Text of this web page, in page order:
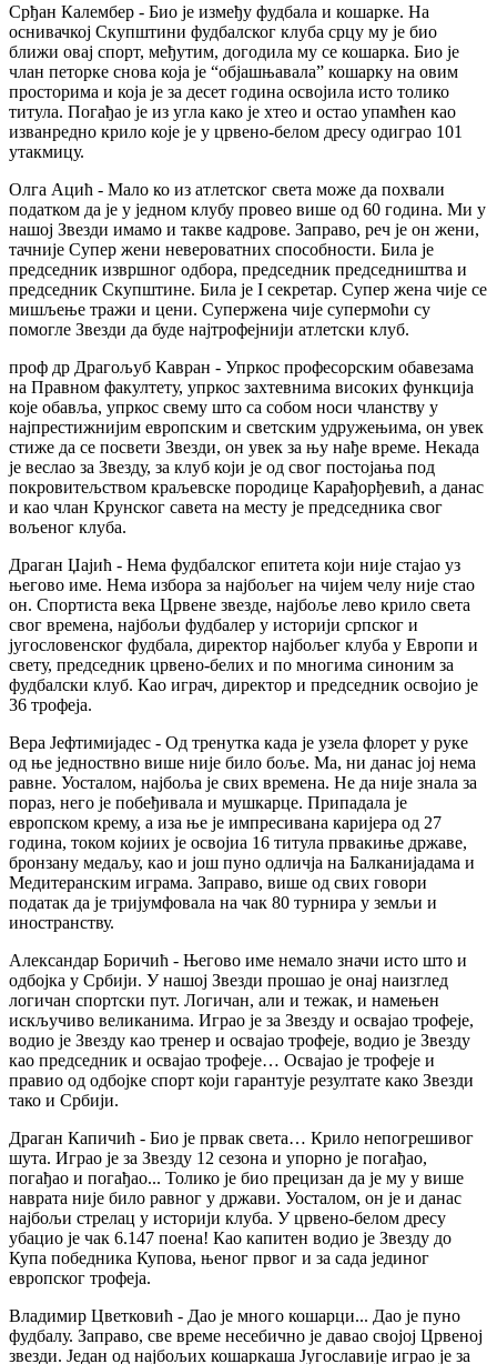
Срђан Калембер - Био је између фудбала и кошарке. На
оснивачкој Скупштини фудбалског клуба срцу му је био
ближи овај спорт, међутим, догодила му се кошарка. Био је
члан петорке снова која је “објашњавала” кошарку на овим
просторима и која је за десет година освојила исто толико
титула. Погађао је из угла како је хтео и остао упамћен као
изванредно крило које је у црвено-белом дресу одиграо 101
утакмицу.
Олга Ацић - Мало ко из атлетског света може да похвали
податком да је у једном клубу провео више од 60 година. Ми у
нашој Звезди имамо и такве кадрове. Заправо, реч је он жени,
тачније Супер жени невероватних способности. Била је
председник извршног одбора, председник председништва и
председник Скупштине. Била је I секретар. Супер жена чије се
мишљење тражи и цени. Супержена чије супермоћи су
помогле Звезди да буде најтрофејнији атлетски клуб.
проф др Драгољуб Кавран - Упркос професорским обавезама
на Правном факултету, упркос захтевнима високих функција
које обавља, упркос свему што са собом носи чланству у
најпрестижнијим европским и светским удружењима, он увек
стиже да се посвети Звезди, он увек за њу нађе време. Некада
је веслао за Звезду, за клуб који је од свог постојања под
покровитељством краљевске породице Карађорђевић, а данас
и као члан Крунског савета на месту је председника свог
вољеног клуба.
Драган Џајић - Нема фудбалског епитета који није стајао уз
његово име. Нема избора за најбољег на чијем челу није стао
он. Спортиста века Црвене звезде, најбоље лево крило света
свог времена, најбољи фудбалер у историји српског и
југословенског фудбала, директор најбољег клуба у Европи и
свету, председник црвено-белих и по многима синоним за
фудбалски клуб. Као играч, директор и председник освојио је
36 трофеја.
Вера Јефтимијадес - Од тренутка када је узела флорет у руке
од ње једноствно више није било боље. Ма, ни данас јој нема
равне. Уосталом, најбоља је свих времена. Не да није знала за
пораз, него је побеђивала и мушкарце. Припадала је
европском крему, а иза ње је импресивана каријера од 27
година, током којиих је освојиа 16 титула првакиње државе,
бронзану медаљу, као и још пуно одличја на Балканијадама и
Медитеранским играма. Заправо, више од свих говори
податак да је тријумфовала на чак 80 турнира у земљи и
иностранству.
Александар Боричић - Његово име немало значи исто што и
одбојка у Србији. У нашој Звезди прошао је онај наизглед
логичан спортски пут. Логичан, али и тежак, и намењен
искључиво великанима. Играо је за Звезду и освајао трофеје,
водио је Звезду као тренер и освајао трофеје, водио је Звезду
као председник и освајао трофеје… Освајао је трофеје и
правио од одбојке спорт који гарантује резултате како Звезди
тако и Србији.
Драган Капичић - Био је првак света… Крило непогрешивог
шута. Играо је за Звезду 12 сезона и упорно је погађао,
погађао и погађао... Толико је био прецизан да је му у више
наврата није било равног у држави. Уосталом, он је и данас
најбољи стрелац у историји клуба. У црвено-белом дресу
убацио је чак 6.147 поена! Као капитен водио је Звезду до
Купа победника Купова, њеног првог и за сада јединог
европског трофеја.
Владимир Цветковић - Дао је много кошарци... Дао је пуно
фудбалу. Заправо, све време несебично је давао својој Црвеној
звезди. Један од најбољих кошаркаша Југославије играо је за